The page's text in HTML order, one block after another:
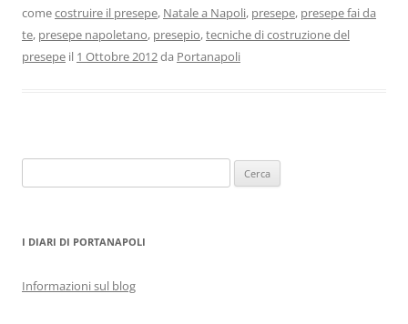
comecostruire il presepe, Natale a Napoli, presepe, presepe fai da
te, presepe napoletano, presepio,tecniche di costruzione del
presepe il 1 Ottobre 2012da Portanapoli
per:
I DIARI DI PORTANAPOLI
Informazioni sul blog